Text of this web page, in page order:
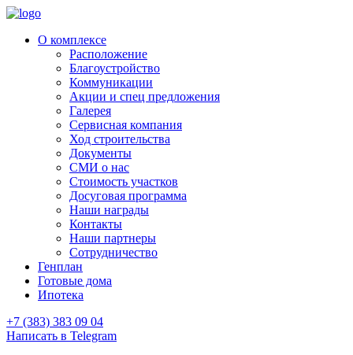
О комплексе
Расположение
Благоустройство
Коммуникации
Акции и спец предложения
Галерея
Сервисная компания
Ход строительства
Документы
СМИ о нас
Стоимость участков
Досуговая программа
Наши награды
Контакты
Наши партнеры
Сотрудничество
Генплан
Готовые дома
Ипотека
+7 (383) 383 09 04
Написать в Telegram